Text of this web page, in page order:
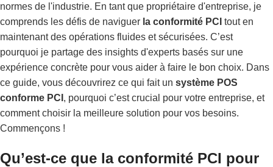
normes de l'industrie. En tant que propriétaire d'entreprise, je
comprends les défis de naviguer la conformité PCI tout en
maintenant des opérations fluides et sécurisées. C’est
pourquoi je partage des insights d'experts basés sur une
expérience concrète pour vous aider à faire le bon choix. Dans
ce guide, vous découvrirez ce qui fait un système POS
conforme PCI , pourquoi c’est crucial pour votre entreprise, et
comment choisir la meilleure solution pour vos besoins.
Commençons !
Qu’est-ce que la conformité PCI pour